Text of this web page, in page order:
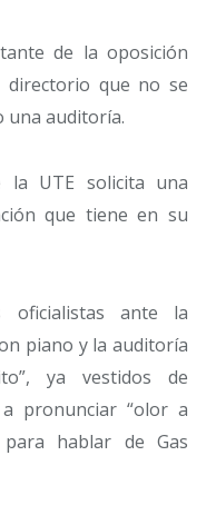
de la oposición
directorio que no se
una auditoría.
la UTE solicita una
que tiene en su
oficialistas ante la
piano y la auditoría
ya vestidos de
pronunciar “olor a
hablar de Gas